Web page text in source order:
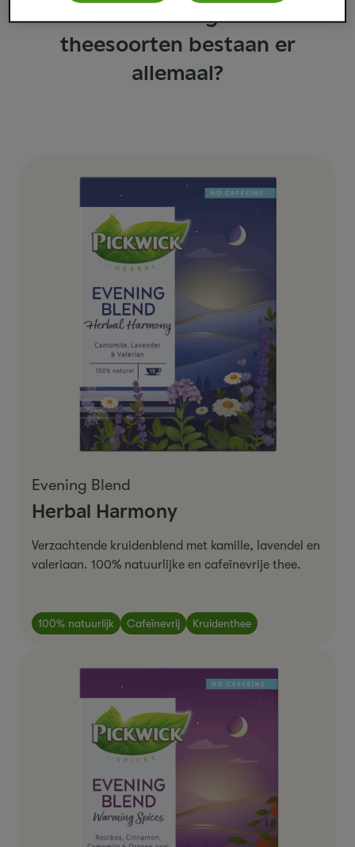
Welke Evening Blend
theesoorten bestaan er
allemaal?
Evening Blend
Herbal Harmony
Verzachtende kruidenblend met kamille, lavendel en
valeriaan. 100% natuurlijke en cafeïnevrije thee.
100% natuurlijk Cafeïnevrij Kruidenthee